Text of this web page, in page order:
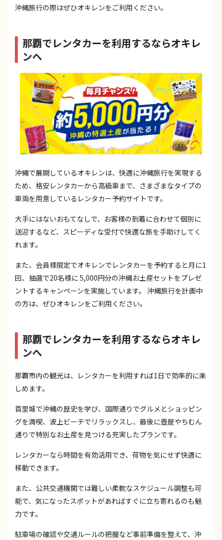
沖縄旅行の際はぜひオキレンをご利用ください。
那覇でレンタカーを利用するならオキレ
ンへ
沖縄で展開しているオキレンは、快適に沖縄旅行を実現する
ため、格安レンタカーから高級車まで、さまざまなタイプの
車両を用意しているレンタカー予約サイトです。
大手にはないおもてなしで、お客様の到着に合わせて個別に
送迎するなど、スピーディな受付で快適な旅を手助けしてく
れます。
また、会員様限定でオキレンでレンタカーを予約すると月に1
回、抽選で20名様に 5,000円分の沖縄お土産セットをプレゼ
ントするキャンペーンを実施しています。 沖縄旅行を計画中
の方は、ぜひオキレンをご利用ください。
那覇でレンタカーを利用するならオキレ
ンへ
那覇市内の観光は、レンタカーを利用すれば1日で効率的に楽
しめます。
首里城で沖縄の歴史を学び、国際通りでグルメとショッピン
グを満喫、波上ビーチでリラックスし、最後に壺屋やちむん
通りで特別なお土産を見つける充実したプランです。
レンタカーなら時間を有効活用でき、荷物を気にせず快適に
移動できます。
また、公共交通機関では難しい柔軟なスケジュール調整も可
能で、気になったスポットがあればすぐに立ち寄れるのも魅
力です。
駐車場の確認や交通ルールの把握など事前準備を整えて、沖